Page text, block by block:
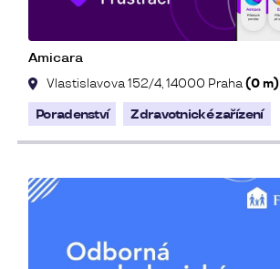
Amicara
Vlastislavova 152/4, 14000 Praha(0 m)
Poradenství Zdravotnické zařízení